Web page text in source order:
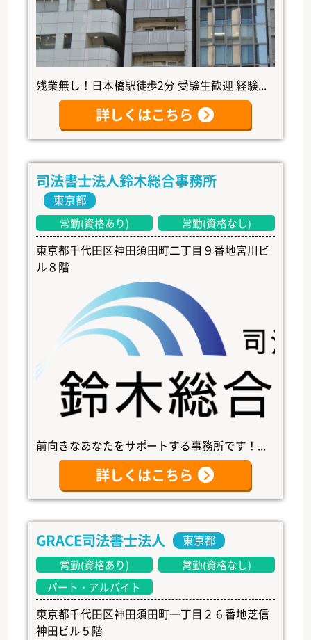
残業無し！日本橋駅徒歩2分 受験生歓迎 経験...
詳しくはこちら
司法書士法人鈴木総合事務所
東京都
常勤(資格あり) 常勤(資格なし)
東京都千代田区神田須田町二丁目９番地宮川ビ
ル８階
前向きなあなたをサポートする事務所です！...
詳しくはこちら
GRACE司法書士法人 東京都
常勤(資格あり)
常勤(資格なし)
パート・アルバイト
東京都千代田区神田須田町一丁目２６番地芝信
神田ビル５階